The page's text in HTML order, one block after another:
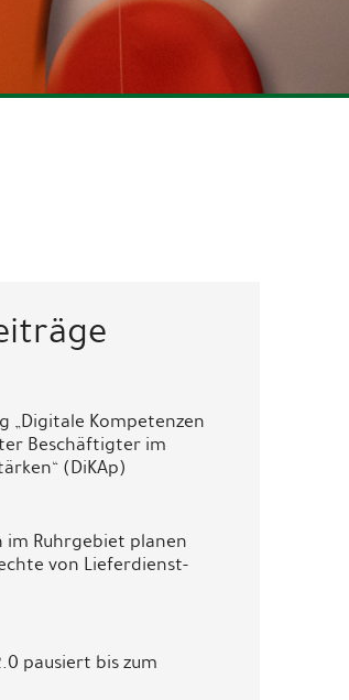
„Digitale Kompetenzen
Beschäftigter im
(DiKAp)
im Ruhrgebiet planen
von Lieferdienst-
pausiert bis zum